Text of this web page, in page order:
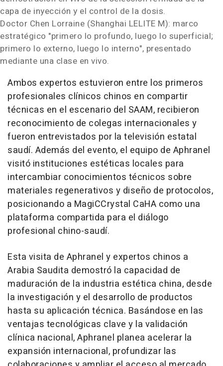
capa de inyección y el control de la dosis.
Doctor Chen Lorraine (Shanghai LELITE M): marco
estratégico "primero lo profundo, luego lo superficial;
primero lo externo, luego lo interno", presentado
mediante una clase en vivo.
Ambos expertos estuvieron entre los primeros
profesionales clínicos chinos en compartir
técnicas en el escenario del SAAM, recibieron
reconocimiento de colegas internacionales y
fueron entrevistados por la televisión estatal
saudí. Además del evento, el equipo de Aphranel
visitó instituciones estéticas locales para
intercambiar conocimientos técnicos sobre
materiales regenerativos y diseño de protocolos,
posicionando a MagiCCrystal CaHA como una
plataforma compartida para el diálogo
profesional chino-saudí.
Esta visita de Aphranel y expertos chinos a
Arabia Saudita demostró la capacidad de
maduración de la industria estética china, desde
la investigación y el desarrollo de productos
hasta su aplicación técnica. Basándose en las
ventajas tecnológicas clave y la validación
clínica nacional, Aphranel planea acelerar la
expansión internacional, profundizar las